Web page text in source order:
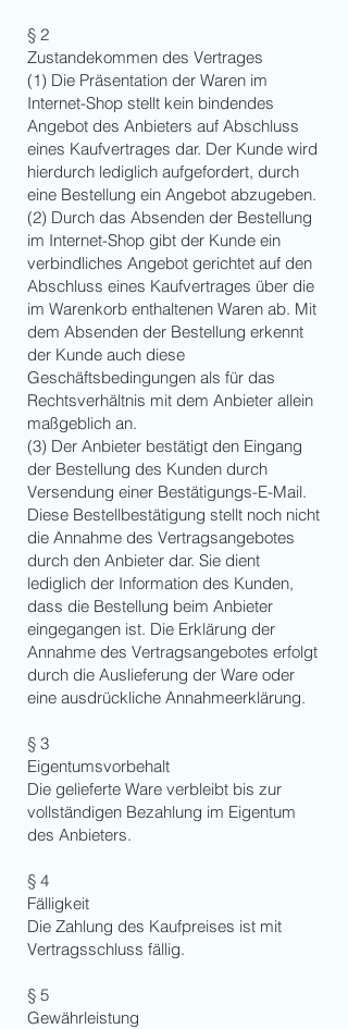
§ 2
Zustandekommen des Vertrages
(1) Die Präsentation der Waren im
Internet-Shop stellt kein bindendes
Angebot des Anbieters auf Abschluss
eines Kaufvertrages dar. Der Kunde wird
hierdurch lediglich aufgefordert, durch
eine Bestellung ein Angebot abzugeben.
(2) Durch das Absenden der Bestellung
im Internet-Shop gibt der Kunde ein
verbindliches Angebot gerichtet auf den
Abschluss eines Kaufvertrages über die
im Warenkorb enthaltenen Waren ab. Mit
dem Absenden der Bestellung erkennt
der Kunde auch diese
Geschäftsbedingungen als für das
Rechtsverhältnis mit dem Anbieter allein
maßgeblich an.
(3) Der Anbieter bestätigt den Eingang
der Bestellung des Kunden durch
Versendung einer Bestätigungs-E-Mail.
Diese Bestellbestätigung stellt noch nicht
die Annahme des Vertragsangebotes
durch den Anbieter dar. Sie dient
lediglich der Information des Kunden,
dass die Bestellung beim Anbieter
eingegangen ist. Die Erklärung der
Annahme des Vertragsangebotes erfolgt
durch die Auslieferung der Ware oder
eine ausdrückliche Annahmeerklärung.
§ 3
Eigentumsvorbehalt
Die gelieferte Ware verbleibt bis zur
vollständigen Bezahlung im Eigentum
des Anbieters.
§ 4
Fälligkeit
Die Zahlung des Kaufpreises ist mit
Vertragsschluss fällig.
§ 5
Gewährleistung